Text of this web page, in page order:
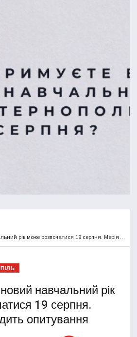
рік може розпочатися 19 серпня. Мерія…
навчальний рік
19 серпня.
опитування